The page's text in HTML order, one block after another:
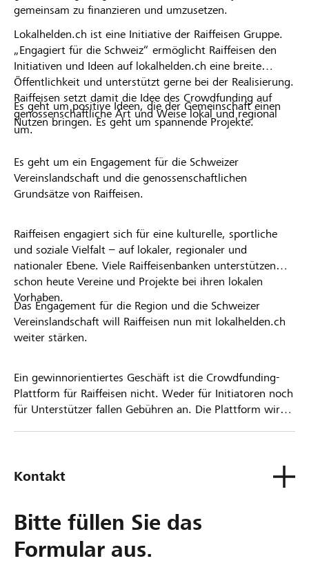
gemeinsam zu finanzieren und umzusetzen.
Lokalhelden.ch ist eine Initiative der Raiffeisen Gruppe.
„Engagiert für die Schweiz“ ermöglicht Raiffeisen den
Initiativen und Ideen auf lokalhelden.ch eine breite
Öffentlichkeit und unterstützt gerne bei der Realisierung.
Raiffeisen setzt damit die Idee des Crowdfunding auf
genossenschaftliche Art und Weise lokal und regional
um.
Es geht um positive Ideen, die der Gemeinschaft einen
Nutzen bringen. Es geht um spannende Projekte.
Es geht um ein Engagement für die Schweizer
Vereinslandschaft und die genossenschaftlichen
Grundsätze von Raiffeisen.
Raiffeisen engagiert sich für eine kulturelle, sportliche
und soziale Vielfalt – auf lokaler, regionaler und
nationaler Ebene. Viele Raiffeisenbanken unterstützen
schon heute Vereine und Projekte bei ihren lokalen
Vorhaben.
Das Engagement für die Region und die Schweizer
Vereinslandschaft will Raiffeisen nun mit lokalhelden.ch
weiter stärken.
Ein gewinnorientiertes Geschäft ist die Crowdfunding-
Plattform für Raiffeisen nicht. Weder für Initiatoren noch
für Unterstützer fallen Gebühren an. Die Plattform wird
Kontakt
Bitte füllen Sie das
Formular aus.